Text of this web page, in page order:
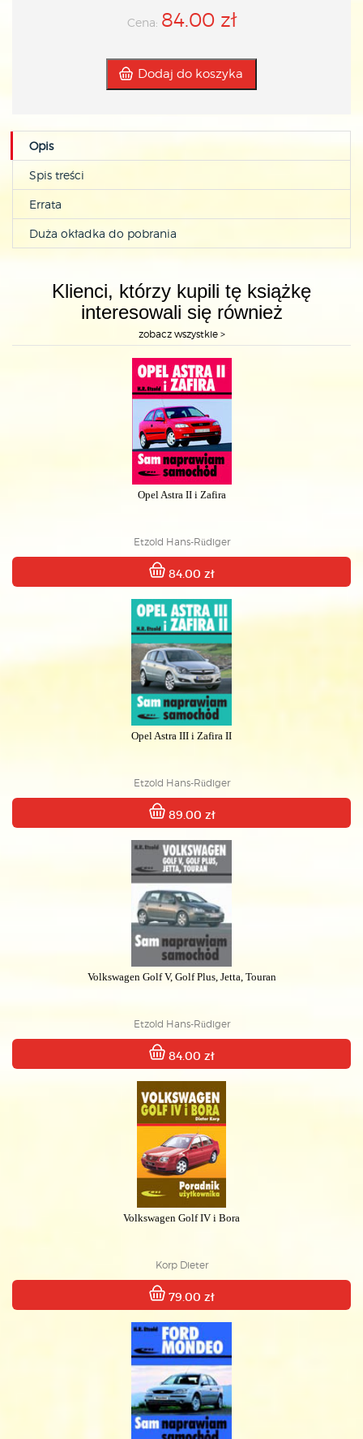
Cena: 84.00 zł
Dodaj do koszyka
Opis
Spis treści
Errata
Duża okładka do pobrania
Klienci, którzy kupili tę książkę
interesowali się również
zobacz wszystkie >
Opel Astra II i Zafira
Etzold Hans-Rüdiger
84.00 zł
Opel Astra III i Zafira II
Etzold Hans-Rüdiger
89.00 zł
Volkswagen Golf V, Golf Plus, Jetta, Touran
Etzold Hans-Rüdiger
84.00 zł
Volkswagen Golf IV i Bora
Korp Dieter
79.00 zł